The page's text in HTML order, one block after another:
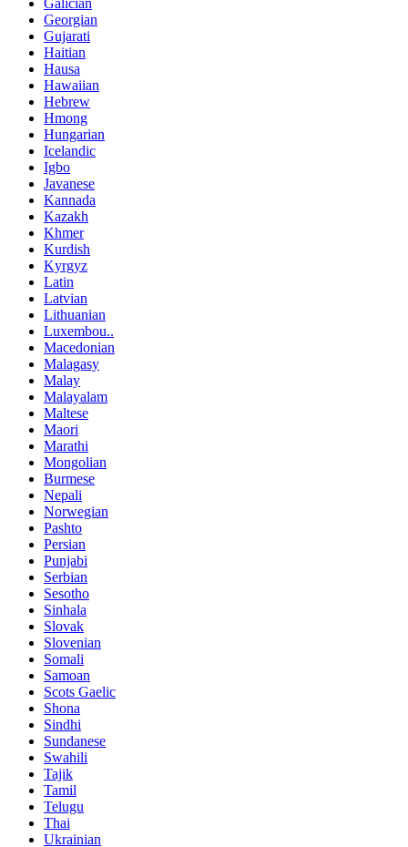
Georgian
Gujarati
Haitian
Hausa
Hawaiian
Hebrew
Hmong
Hungarian
Icelandic
Igbo
Javanese
Kannada
Kazakh
Khmer
Kurdish
Kyrgyz
Latin
Latvian
Lithuanian
Luxembou..
Macedonian
Malagasy
Malay
Malayalam
Maltese
Maori
Marathi
Mongolian
Burmese
Nepali
Norwegian
Pashto
Persian
Punjabi
Serbian
Sesotho
Sinhala
Slovak
Slovenian
Somali
Samoan
Scots Gaelic
Shona
Sindhi
Sundanese
Swahili
Tajik
Tamil
Telugu
Thai
Ukrainian